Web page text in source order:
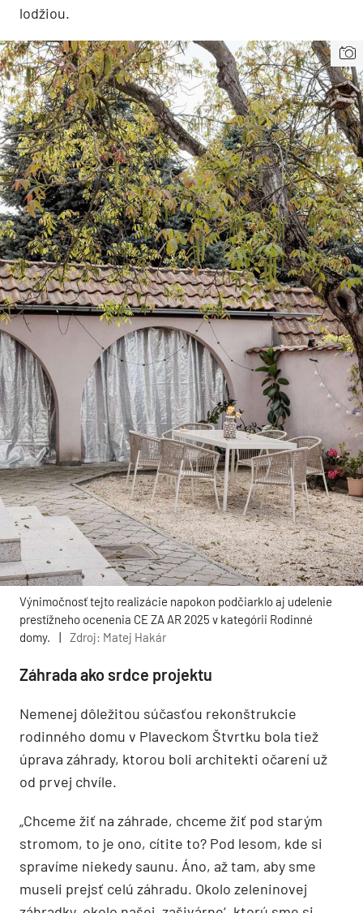
lodžiou.
Výnimočnosť tejto realizácie napokon podčiarklo aj udelenie
prestížneho ocenenia CE ZA AR 2025 v kategórii Rodinné
domy.
| Zdroj: Matej Hakár
Záhrada ako srdce projektu
Nemenej dôležitou súčasťou rekonštrukcie
rodinného domu v Plaveckom Štvrtku bola tiež
úprava záhrady, ktorou boli architekti očarení už
od prvej chvíle.
„Chceme žiť na záhrade, chceme žiť pod starým
stromom, to je ono, cítite to? Pod lesom, kde si
spravíme niekedy saunu. Áno, až tam, aby sme
museli prejsť celú záhradu. Okolo zeleninovej